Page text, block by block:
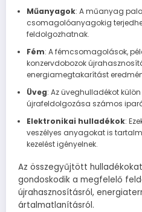
Műanyagok: A műanyag
csomagolóanyagokig
feldolgozhatnak.
Fém: A fémcsomagolások,
konzervdobozok
energiamegtakarítást
Üveg: Az üveghulladékot
újrafeldolgozása számos
Elektronikai hulladékok:
veszélyes anyagokat is
kezelést igényelnek.
Az összegyűjtött
gondoskodik a megfelelő
újrahasznosításról,
ártalmatlanításról.